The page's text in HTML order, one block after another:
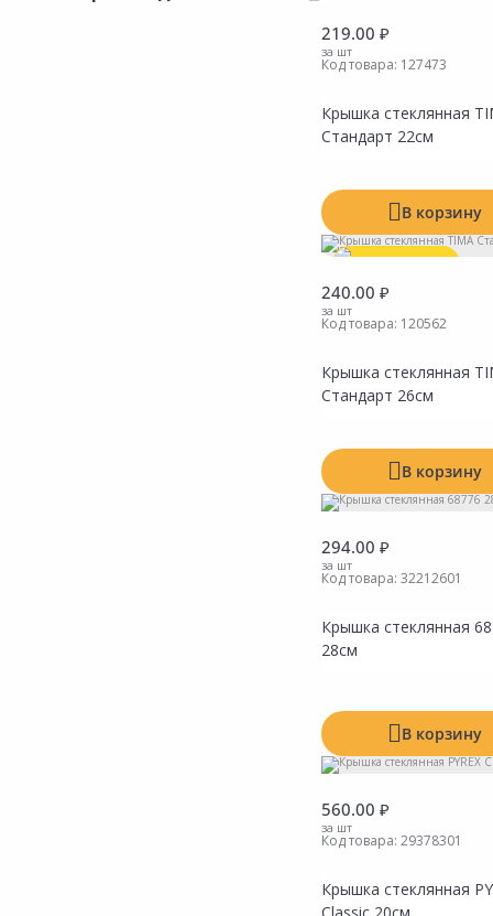
Сад и огород
Выгодная цена
219.00 ₽
за шт
Код товара: 127473
Крышка стеклянная
Стандарт 22см
В корзину
Выгодная цена
240.00 ₽
за шт
Код товара: 120562
Крышка стеклянная
Стандарт 26см
В корзину
294.00 ₽
за шт
Код товара: 32212601
Крышка стеклянная
28см
В корзину
560.00 ₽
за шт
Код товара: 29378301
Крышка стеклянная